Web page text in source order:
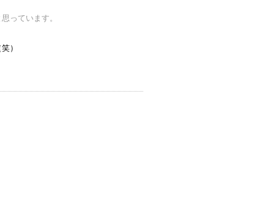
っています。
）